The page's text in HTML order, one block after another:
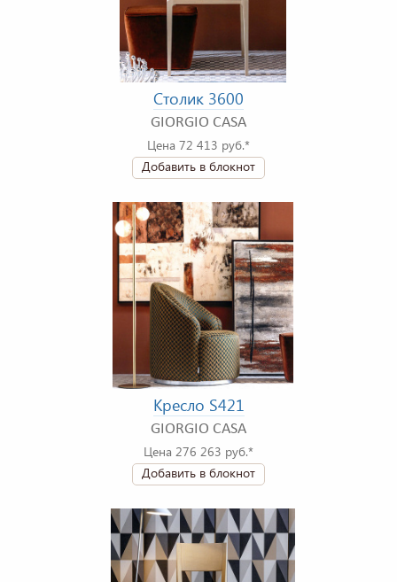
Столик 3600
GIORGIO CASA
Цена 72 413 руб.*
Добавить в блокнот
Кресло S421
GIORGIO CASA
Цена 276 263 руб.*
Добавить в блокнот